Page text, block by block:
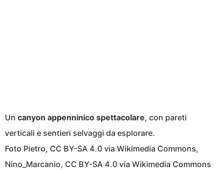
Un canyon appenninico spettacolare, con pareti
verticali e sentieri selvaggi da esplorare.
Foto Pietro, CC BY-SA 4.0 via Wikimedia Commons,
Nino_Marcanio, CC BY-SA 4.0 via Wikimedia Commons